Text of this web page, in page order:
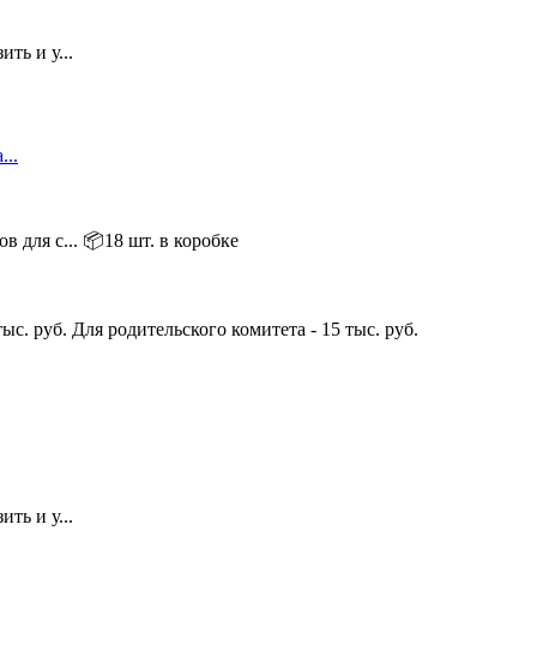
и у...
для с... 📦18 шт. в коробке
руб. Для родительского комитета - 15 тыс. руб.
и у...